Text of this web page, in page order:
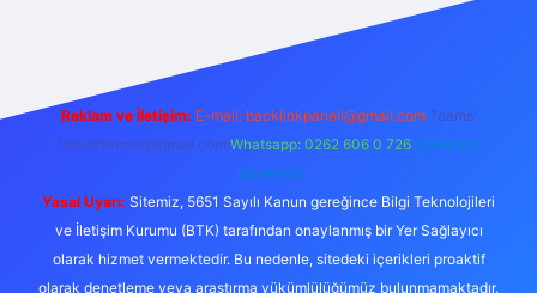
Reklam ve İletişim: E-mail: backlinkpaneli@gmail.com Teams:
forumhizmeti@gmail.com Whatsapp: 0262 606 0 726 Telegram:
@karabul
Yasal Uyarı: Sitemiz, 5651 Sayılı Kanun gereğince Bilgi Teknolojileri
ve İletişim Kurumu (BTK) tarafından onaylanmış bir Yer Sağlayıcı
olarak hizmet vermektedir. Bu nedenle, sitedeki içerikleri proaktif
olarak denetleme veya araştırma yükümlülüğümüz bulunmamaktadır.